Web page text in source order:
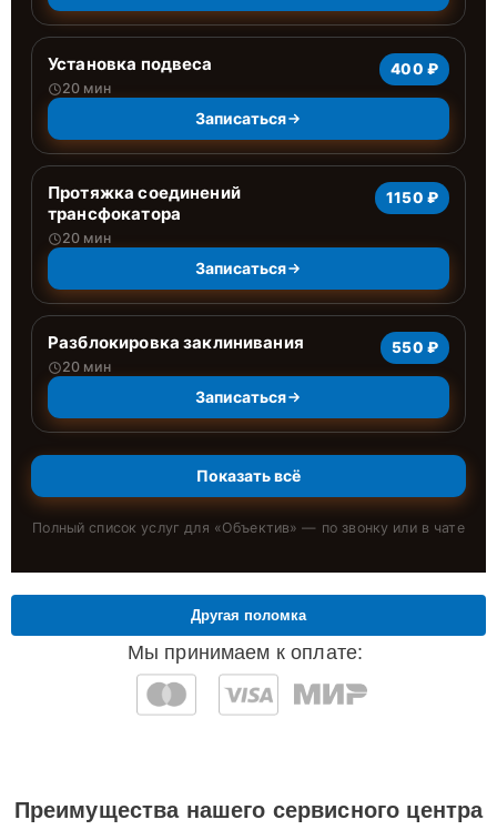
Установка подвеса
20 мин
400 ₽
Записаться
Протяжка соединений
трансфокатора
20 мин
1150 ₽
Записаться
Разблокировка заклинивания
20 мин
550 ₽
Записаться
Показать всё
Полный список услуг для «Объектив» — по звонку или в чате
Мы принимаем к оплате:
Другая поломка
Преимущества нашего сервисного центра